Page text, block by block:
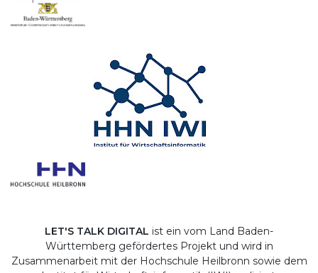
LET'S TALK DIGITAL ist ein vom Land Baden-
Württemberg gefördertes Projekt und wird in
Zusammenarbeit mit der Hochschule Heilbronn sowie dem